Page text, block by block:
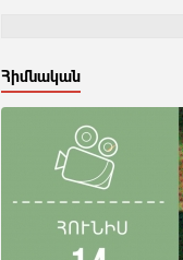
Հիմնական